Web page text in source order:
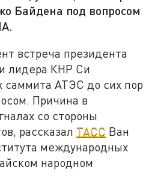
Байдена под вопросом
встреча президента
лидера КНР Си
саммита АТЭС до сих пор
Причина в
со стороны
рассказал ТАСС Ван
международных
народном